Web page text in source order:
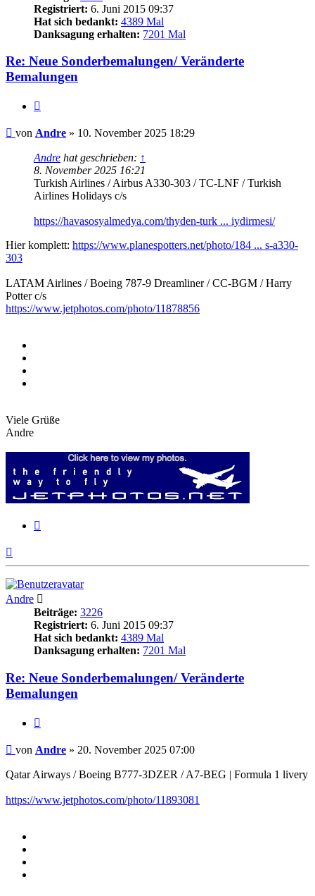
Registriert: 6. Juni 2015 09:37
Hat sich bedankt: 4389 Mal
Danksagung erhalten: 7201 Mal
Re: Neue Sonderbemalungen/ Veränderte
Bemalungen
Beitrag
von Andre » 10. November 2025 18:29
Andre hat geschrieben: ↑
8. November 2025 16:21
Turkish Airlines / Airbus A330-303 / TC-LNF / Turkish
Airlines Holidays c/s
https://havasosyalmedya.com/thyden-turk ... iydirmesi/
Hier komplett: https://www.planespotters.net/photo/184 ... s-a330-
303
LATAM Airlines / Boeing 787-9 Dreamliner / CC-BGM / Harry
Potter c/s
https://www.jetphotos.com/photo/11878856
Viele Grüße
Andre
Andre
Beiträge: 3226
Registriert: 6. Juni 2015 09:37
Hat sich bedankt: 4389 Mal
Danksagung erhalten: 7201 Mal
Re: Neue Sonderbemalungen/ Veränderte
Bemalungen
Beitrag
von Andre » 20. November 2025 07:00
Qatar Airways / Boeing B777-3DZER / A7-BEG | Formula 1 livery
https://www.jetphotos.com/photo/11893081